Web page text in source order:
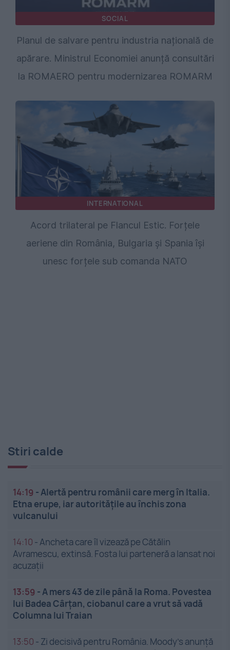
SOCIAL
Planul de salvare pentru industria națională de
apărare. Ministrul Economiei anunță consultări
la ROMAERO pentru modernizarea ROMARM
INTERNATIONAL
Acord trilateral pe Flancul Estic. Forțele
aeriene din România, Bulgaria și Spania își
unesc forțele sub comanda NATO
Stiri calde
14:19 - Alertă pentru românii care merg în Italia.
Etna erupe, iar autoritățile au închis zona
vulcanului
14:10 - Ancheta care îl vizează pe Cătălin
Avramescu, extinsă. Fosta lui parteneră a lansat noi
acuzații
13:59 - A mers 43 de zile până la Roma. Povestea
lui Badea Cârțan, ciobanul care a vrut să vadă
Columna lui Traian
13:50 - Zi decisivă pentru România. Moody’s anunță